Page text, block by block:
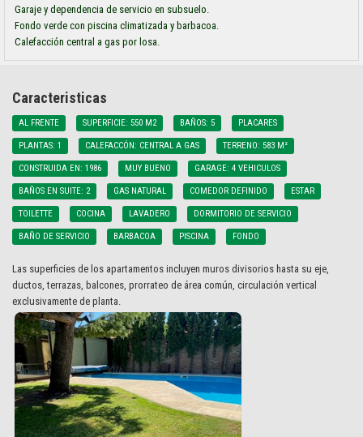
Garaje y dependencia de servicio en subsuelo.
Fondo verde con piscina climatizada y barbacoa.
Calefacción central a gas por losa.
Caracteristicas
AL FRENTE SUPERFICIE: 550 M2 BAÑOS: 5 PLACARES
PLANTAS: 1 CALEFACCÓN: CENTRAL A GAS TERRENO: 583 M²
CONSTRUIDA EN: 1986 MUY BUENO GARAGE: 4 VEHICULOS
BAÑOS EN SUITE: 2 GAS NATURAL COMEDOR DEFINIDO ESTAR
TOILETTE COCINA LAVADERO DORMITORIO DE SERVICIO
BAÑO DE SERVICIO BARBACOA PISCINA FONDO
Las superficies de los apartamentos incluyen muros divisorios hasta su eje,
ductos, terrazas, balcones, prorrateo de área común, circulación vertical
exclusivamente de planta.